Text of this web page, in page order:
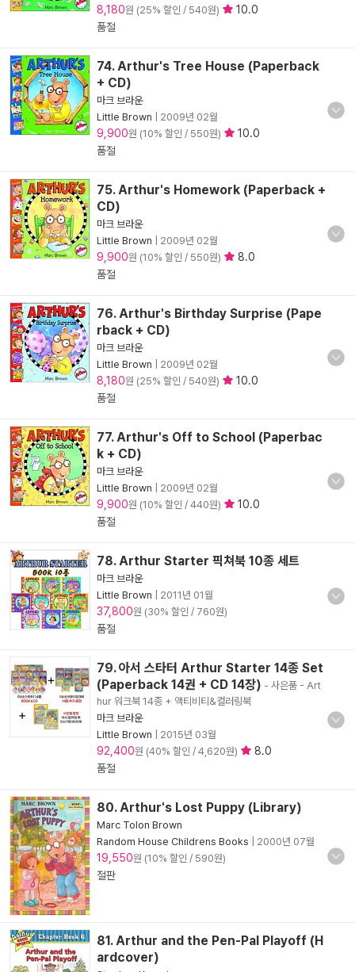
8,180원 (25% 할인 / 540원)
10.0
품절
74. Arthur's Tree House (Paperback
+ CD)
마크 브라운
Little Brown
2009년 02월
9,900원 (10% 할인 / 550원)
10.0
품절
75. Arthur's Homework (Paperback +
CD)
마크 브라운
Little Brown
2009년 02월
9,900원 (10% 할인 / 550원)
8.0
품절
76. Arthur's Birthday Surprise (Pape
rback + CD)
마크 브라운
Little Brown
2009년 02월
8,180원 (25% 할인 / 540원)
10.0
품절
77. Arthur's Off to School (Paperbac
k + CD)
마크 브라운
Little Brown
2009년 02월
9,900원 (10% 할인 / 440원)
10.0
품절
78. Arthur Starter 픽쳐북 10종 세트
마크 브라운
Little Brown
2011년 01월
37,800원 (30% 할인 / 760원)
품절
79. 아서 스타터 Arthur Starter 14종 Set
(Paperback 14권 + CD 14장) - 사은품 - Art
hur 워크북 14종 + 액티비티&컬러링북
마크 브라운
Little Brown
2015년 03월
92,400원 (40% 할인 / 4,620원)
8.0
품절
80. Arthur's Lost Puppy (Library)
Marc Tolon Brown
Random House Childrens Books
2000년 07월
19,550원 (10% 할인 / 590원)
절판
81. Arthur and the Pen-Pal Playoff (H
ardcover)